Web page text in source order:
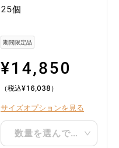
25個
期間限定品
¥14,850
（税込¥16,038 ）
サイズオプションを見る
数量を選んでください